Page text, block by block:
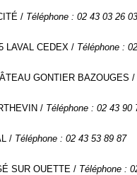
/ Téléphone : 02 43 03 26 03
LAVAL CEDEX / Téléphone :
GONTIER BAZOUGES /
/ Téléphone : 02 43 90
/ Téléphone : 02 43 53 89 87
SUR OUETTE / Téléphone :